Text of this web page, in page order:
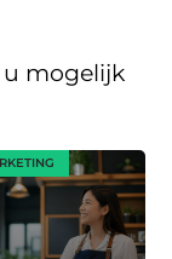
u mogelijk